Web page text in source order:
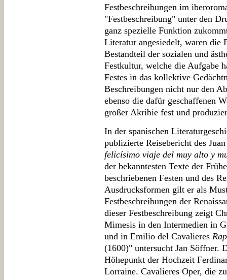
Festbeschreibungen im
"Festbeschreibung" unter den
ganz spezielle Funktion
Literatur angesiedelt, waren die
Bestandteil der sozialen und
Festkultur, welche die Aufgabe
Festes in das kollektive
Beschreibungen nicht nur den
ebenso die dafür geschaffenen
großer Akribie fest und
In der spanischen
publizierte Reisebericht des
felicísimo viaje del muy alto y
der bekanntesten Texte der
beschriebenen Festen und des
Ausdrucksformen gilt er als
Festbeschreibungen der
dieser Festbeschreibung zeigt
Mimesis in den Intermedien in
und in Emilio del Cavalieres
(1600)" untersucht Jan Söffner.
Höhepunkt der Hochzeit
Lorraine. Cavalieres Oper, die